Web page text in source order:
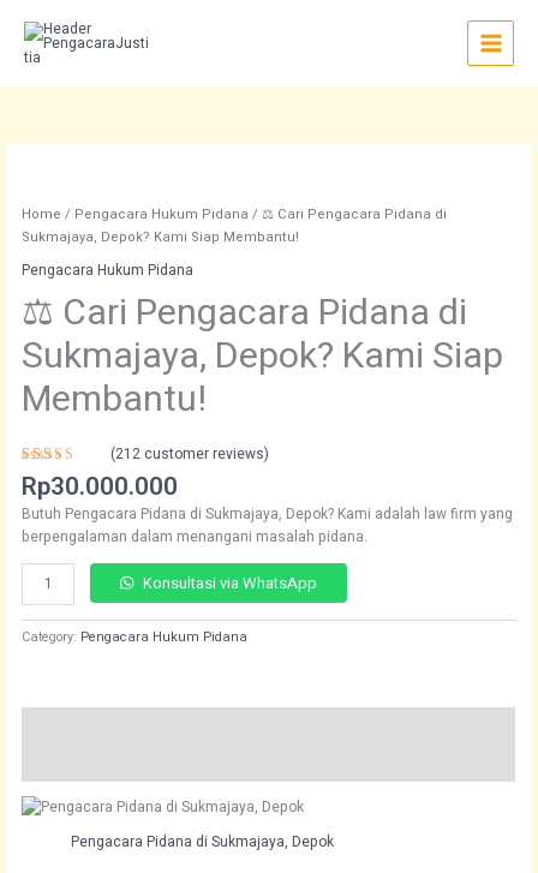
content
Home / Pengacara Hukum Pidana / ⚖️ Cari Pengacara Pidana di
Sukmajaya, Depok? Kami Siap Membantu!
Pengacara Hukum Pidana
⚖️ Cari Pengacara Pidana di
Sukmajaya, Depok? Kami Siap
Membantu!
Rated
4.70out
of 5
based on
212
customer
ratings
(212customer reviews)
Rp30.000.000
Butuh Pengacara Pidana di Sukmajaya, Depok? Kami adalah law firm yang
berpengalaman dalam menangani masalah pidana.
Pengacara
Pidana
Sukmajaya,
Depok?
Kami
Siap
Membantu!
quantity
Konsultasi via WhatsApp
Category: Pengacara Hukum Pidana
Pengacara Pidana di Sukmajaya, Depok